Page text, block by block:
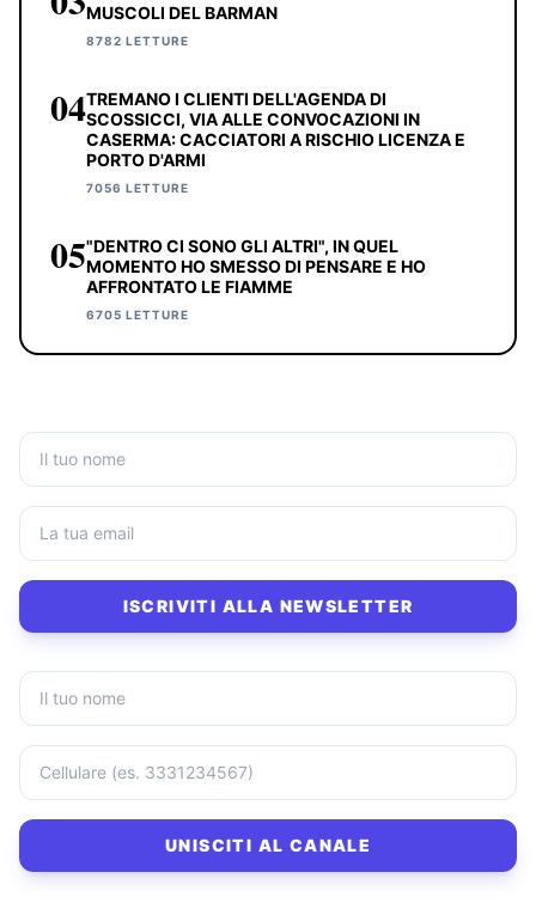
MUSCOLI DEL BARMAN
8782 LETTURE
04TREMANO I CLIENTI DELL'AGENDA DI
SCOSSICCI, VIA ALLE CONVOCAZIONI IN
CASERMA: CACCIATORI A RISCHIO LICENZA E
PORTO D'ARMI
7056 LETTURE
05"DENTRO CI SONO GLI ALTRI", IN QUEL
MOMENTO HO SMESSO DI PENSARE E HO
AFFRONTATO LE FIAMME
6705 LETTURE
ISCRIVITI ALLA NEWSLETTER
UNISCITI AL CANALE